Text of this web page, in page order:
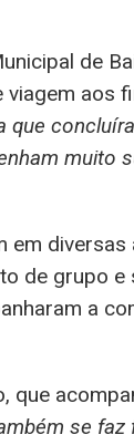
de
viagem aos
muito
diversas
de grupo e
a
que
se faz